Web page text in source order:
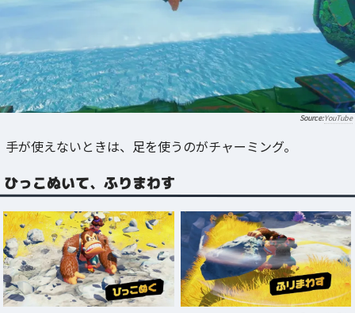
YouTube
手が使えないときは、足を使うのがチャーミング。
ひっこぬいて、ふりまわす